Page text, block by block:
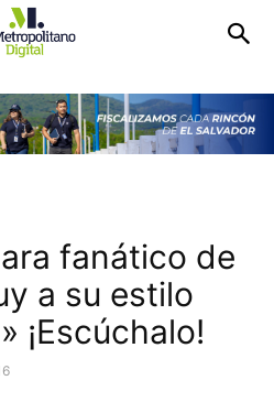
fanático de
a su estilo
¡Escúchalo!